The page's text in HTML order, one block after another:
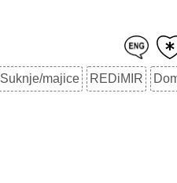
Suknje/majice REDiMIR